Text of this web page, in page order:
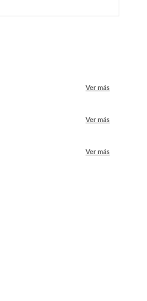
Ver más
Ver más
Ver más